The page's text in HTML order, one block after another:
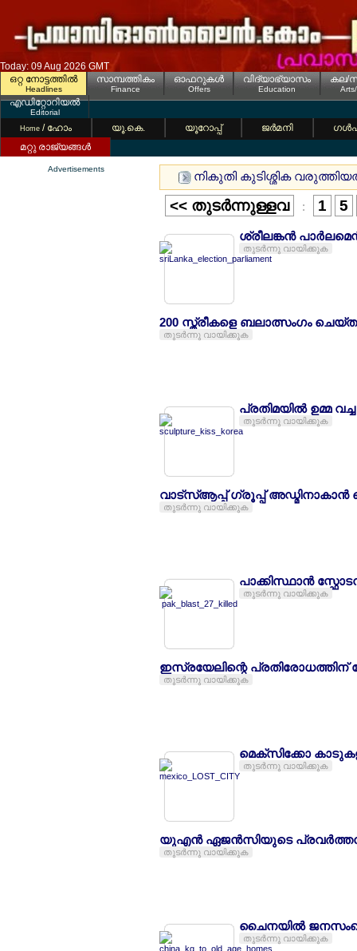
Today: 09 Aug 2026 GMT
ഒറ്റ നോട്ടത്തില്‍
Headlines
സാമ്പത്തികം
Finance
ഓഫറുകള്‍
Offers
വിദ്യാഭ്യാസം
Education
കല/
എഡിറ്റോറിയല്‍
Editorial
Home / ഹോം യൂ.കെ. യൂറോപ്പ് ജര്‍മനി
മറ്റു രാജ്യങ്ങള്‍
Advertisements
നികുതി കുടിശ്ശിക
<< തുടര്‍ന്നുള്ളവ : 1 5
ശ്രീലങ്കന്‍
തുടര്‍ന്നു വായിക്കുക
200 സ്ത്രീകളെ ബലാത്സംഗം
തുടര്‍ന്നു വായിക്കുക
പ്രതിമയില്‍ ഉമ്മ
തുടര്‍ന്നു വായിക്കുക
വാട്സ്ആപ്പ് ഗ്രൂപ്പ്
തുടര്‍ന്നു വായിക്കുക
പാക്കിസ്ഥാന്‍
തുടര്‍ന്നു വായിക്കുക
ഇസ്രയേലിന്റെ
തുടര്‍ന്നു വായിക്കുക
മെക്സിക്കോ
തുടര്‍ന്നു വായിക്കുക
യുഎന്‍ ഏജന്‍സിയുടെ
തുടര്‍ന്നു വായിക്കുക
ചൈനയില്‍
തുടര്‍ന്നു വായിക്കുക